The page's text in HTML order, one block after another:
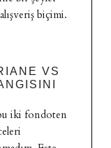
biçimi.
VS
iki fondoten